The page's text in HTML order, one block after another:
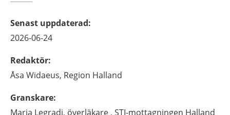
Senast uppdaterad:
2026-06-24
Redaktör:
Åsa Widaeus, Region Halland
Granskare:
Maria Legradi, överläkare , STI-mottagningen Halland